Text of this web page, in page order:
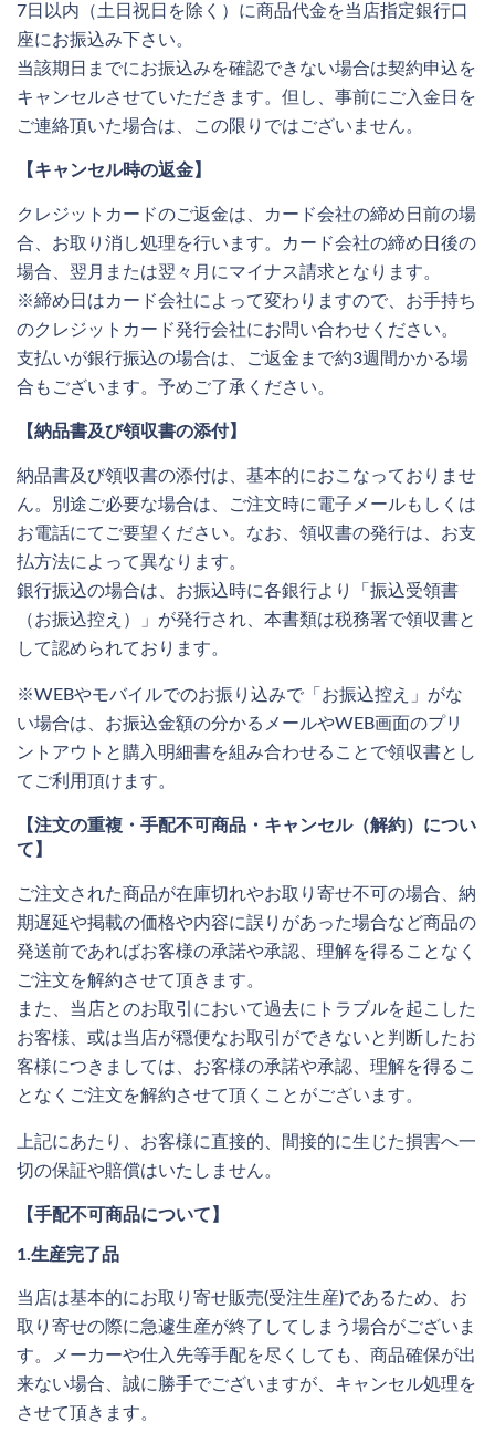
7日以内（土日祝日を除く）に商品代金を当店指定銀行口
座にお振込み下さい。
当該期日までにお振込みを確認できない場合は契約申込を
キャンセルさせていただきます。但し、事前にご入金日を
ご連絡頂いた場合は、この限りではございません。
【キャンセル時の返金】
クレジットカードのご返金は、カード会社の締め日前の場
合、お取り消し処理を行います。カード会社の締め日後の
場合、翌月または翌々月にマイナス請求となります。
※締め日はカード会社によって変わりますので、お手持ち
のクレジットカード発行会社にお問い合わせください。
支払いが銀行振込の場合は、ご返金まで約3週間かかる場
合もございます。予めご了承ください。
【納品書及び領収書の添付】
納品書及び領収書の添付は、基本的におこなっておりませ
ん。別途ご必要な場合は、ご注文時に電子メールもしくは
お電話にてご要望ください。なお、領収書の発行は、お支
払方法によって異なります。
銀行振込の場合は、お振込時に各銀行より「振込受領書
（お振込控え）」が発行され、本書類は税務署で領収書と
して認められております。
※WEBやモバイルでのお振り込みで「お振込控え」がな
い場合は、お振込金額の分かるメールやWEB画面のプリ
ントアウトと購入明細書を組み合わせることで領収書とし
てご利用頂けます。
【注文の重複・手配不可商品・キャンセル（解約）につい
て】
ご注文された商品が在庫切れやお取り寄せ不可の場合、納
期遅延や掲載の価格や内容に誤りがあった場合など商品の
発送前であればお客様の承諾や承認、理解を得ることなく
ご注文を解約させて頂きます。
また、当店とのお取引において過去にトラブルを起こした
お客様、或は当店が穏便なお取引ができないと判断したお
客様につきましては、お客様の承諾や承認、理解を得るこ
となくご注文を解約させて頂くことがございます。
上記にあたり、お客様に直接的、間接的に生じた損害へ一
切の保証や賠償はいたしません。
【手配不可商品について】
1.生産完了品
当店は基本的にお取り寄せ販売(受注生産)であるため、お
取り寄せの際に急遽生産が終了してしまう場合がございま
す。メーカーや仕入先等手配を尽くしても、商品確保が出
来ない場合、誠に勝手でございますが、キャンセル処理を
させて頂きます。